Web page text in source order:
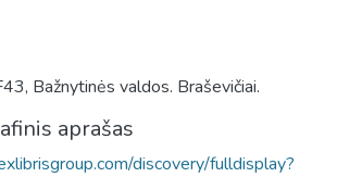
Bažnytinės valdos. Braševičiai.
aprašas
discovery/fulldisplay?